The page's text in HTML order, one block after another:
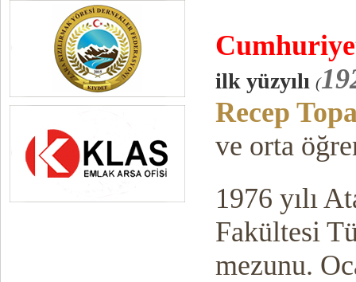
Cumhuriy
ilk yüzyılı (
Recep
ve orta
1976 yılı
Fakültesi
mezunu.